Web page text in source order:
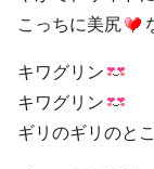
こっちに美尻
キワグリン
キワグリン
ギリのギリのと